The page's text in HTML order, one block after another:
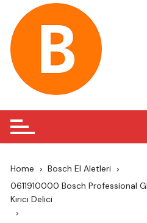
content
Home
Bosch El Aletleri
0611910000 Bosch Professional
Kırıcı Delici